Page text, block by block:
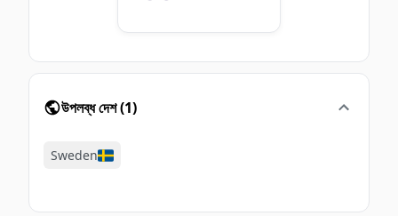
উপলব্ধ দেশ(1)
Sweden